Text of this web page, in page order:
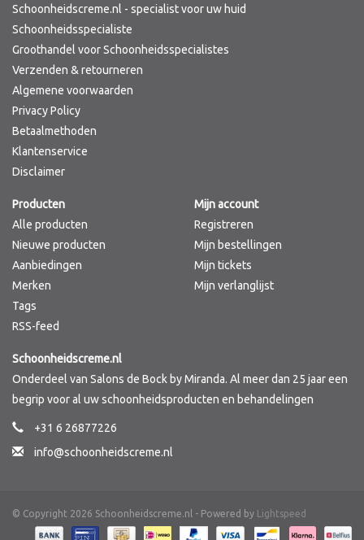
Fusion Meso
PCA SKINCARE
Ekseption Skincare
Blog
Merken
Schoonheidscreme.nl - specialist voor uw huid
Schoonheidsspecialiste
Groothandel voor Schoonheidsspecialistes
Verzenden & retourneren
Algemene voorwaarden
Privacy Policy
Betaalmethoden
Klantenservice
Disclaimer
Producten
Alle producten
Nieuwe producten
Aanbiedingen
Merken
Tags
RSS-feed
Mijn account
Registreren
Mijn bestellingen
Mijn tickets
Mijn verlanglijst
Schoonheidscreme.nl
Onderdeel van Salons de Bock by Miranda. Al meer dan 25 jaar een
begrip voor al uw schoonheidsproducten en behandelingen
+31 6 26877226
info@schoonheidscreme.nl
© Copyright 2026 Schoonheidscreme.nl - Powered by Lightspeed